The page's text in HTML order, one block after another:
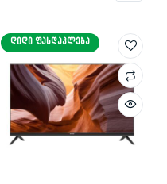
ᲓᲘᲓᲘ ᲤᲐᲡᲓᲐᲙᲚᲔᲑᲐ